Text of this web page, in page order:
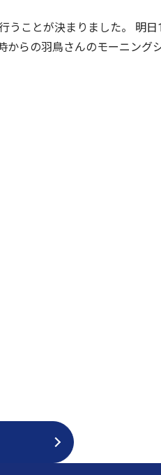
うことが決まりました。 明
の羽鳥さんのモーニングシ